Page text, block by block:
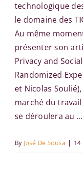
technologique
le domaine des
Au même
présenter son
Privacy and
Randomized
et Nicolas
marché du
se déroulera au …
By José De Sousa | 14